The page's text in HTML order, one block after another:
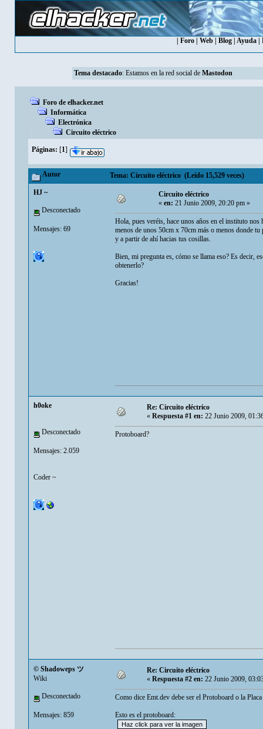
Foro Web Blog Ayuda
Tema destacado: Estamos en la red social de Mastodon
Foro de elhacker.net
Informática
Electrónica
Circuito eléctrico
Páginas: [1]
Autor Tema: Circuito eléctrico (Leído 15,529 veces)
HJ ~
Desconectado
Mensajes: 69
Circuito eléctrico
«en:21 Junio 2009, 20:20 pm »
Hola, pues veréis, hace unos años en el instituto
menos de unos 50cm x 70cm más o menos donde
y a partir de ahí hacias tus cosillas.
Bien, mi pregunta es, cómo se llama eso? Es decir,
obtenerlo?
Gracias!
h0oke
Desconectado
Mensajes: 2.059
Coder ~
Re: Circuito eléctrico
« Respuesta #1 en: 22 Junio 2009,
Protoboard?
© Shadoweps ツ
Wiki
Desconectado
Mensajes: 859
Re: Circuito eléctrico
«Respuesta #2 en:22 Junio 2009,
Como dice Emt.dev debe ser el Protoboard o la
Esto es el protoboard: